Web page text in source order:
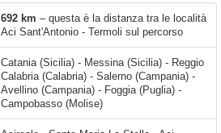
692 km – questa è la distanza tra le località
Aci Sant'Antonio - Termoli sul percorso
Catania (Sicilia) - Messina (Sicilia) - Reggio
Calabria (Calabria) - Salerno (Campania) -
Avellino (Campania) - Foggia (Puglia) -
Campobasso (Molise)